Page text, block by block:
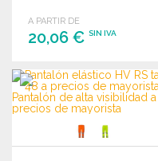
A PARTIR DE
20,06 € SIN IVA
PEDIR
Solicitar un presupuesto